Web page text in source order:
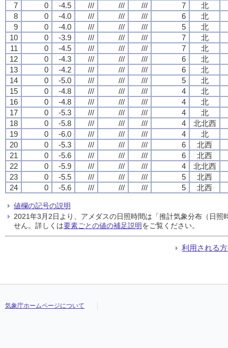
7
0 -4.5 /// /// /// 7
北
8
0 -4.0 /// /// /// 6
北
9
0 -4.0 /// /// /// 5
北
10
0 -3.9 /// /// /// 7
北
11
0 -4.5 /// /// /// 7
北
12
0 -4.3 /// /// /// 6
北
13
0 -4.2 /// /// /// 6
北
14
0 -5.0 /// /// /// 5
北
15
0 -4.8 /// /// /// 4
北
16
0 -4.8 /// /// /// 4
北
17
0 -5.3 /// /// /// 4
北
18
0 -5.8 /// /// /// 4
北北西
19
0 -6.0 /// /// /// 4
北
20
0 -5.3 /// /// /// 6
北西
21
0 -5.6 /// /// /// 6
北西
22
0 -5.9 /// /// /// 4
北北西
23
0 -5.5 /// /// /// 5
北西
24
0 -5.6 /// /// /// 5 北西
値欄の記号の説明
2021年3月2日より、アメダスの日照時間は「推計気象分布（日
せん。詳しくは要素ごとの値の補足説明をご覧ください。
利用される
気象庁ホームページについて